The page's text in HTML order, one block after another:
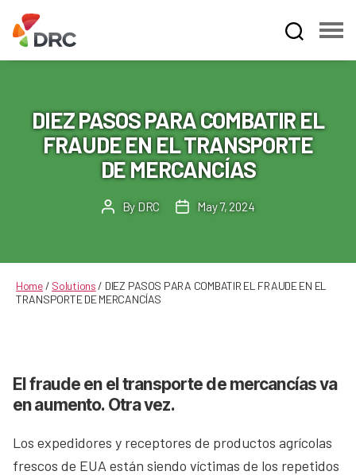
Dispute
Resolution
Corporation
DIEZ PASOS PARA COMBATIR EL
FRAUDE EN EL TRANSPORTE
DE MERCANCÍAS
PostBy DRC
PostMay 7, 2024
Home/ Solutions / DIEZ PASOS PARA COMBATIR EL FRAUDE EN EL
TRANSPORTE DE MERCANCÍAS
El fraude en el transporte de mercancías va
en aumento. Otra vez.
Los expedidores y receptores de productos agrícolas
frescos de EUA están siendo víctimas de los repetidos